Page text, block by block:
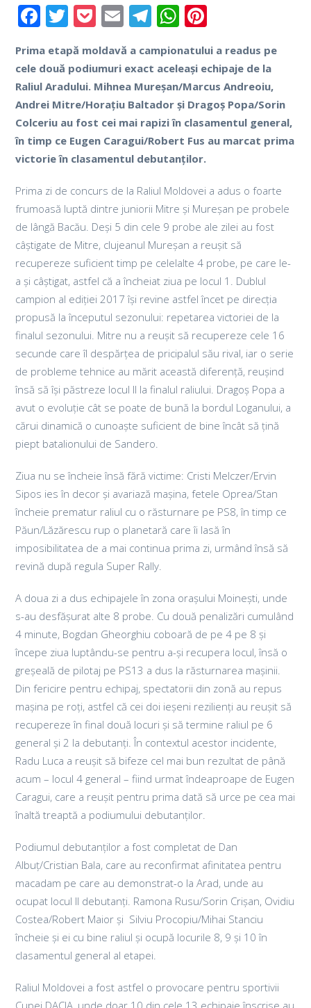
Facebook
Twitter
Pocket
EmailTelegram
WhatsApp
Prima etapă moldavă a campionatului a readus pe
cele două podiumuri exact aceleași echipaje de la
Raliul Aradului. Mihnea Mureșan/Marcus Andreoiu,
Andrei Mitre/Horațiu Baltador și Dragoș Popa/Sorin
Colceriu au fost cei mai rapizi în clasamentul general,
în timp ce Eugen Caragui/Robert Fus au marcat prima
victorie în clasamentul debutanților.
Prima zi de concurs de la Raliul Moldovei a adus o foarte
frumoasă luptă dintre juniorii Mitre și Mureșan pe probele
de lângă Bacău. Deși 5 din cele 9 probe ale zilei au fost
câștigate de Mitre, clujeanul Mureșan a reușit să
recupereze suficient timp pe celelalte 4 probe, pe care le-
a și câștigat, astfel că a încheiat ziua pe locul 1. Dublul
campion al ediției 2017 își revine astfel încet pe direcția
propusă la începutul sezonului: repetarea victoriei de la
finalul sezonului. Mitre nu a reușit să recupereze cele 16
secunde care îl despărțea de pricipalul său rival, iar o serie
de probleme tehnice au mărit această diferență, reușind
însă să își păstreze locul II la finalul raliului. Dragoș Popa a
avut o evoluție cât se poate de bună la bordul Loganului, a
cărui dinamică o cunoaște suficient de bine încât să țină
piept batalionului de Sandero.
Ziua nu se încheie însă fără victime: Cristi Melczer/Ervin
Sipos ies în decor și avariază mașina, fetele Oprea/Stan
încheie prematur raliul cu o răsturnare pe PS8, în timp ce
Păun/Lăzărescu rup o planetară care îi lasă în
imposibilitatea de a mai continua prima zi, urmând însă să
revină după regula Super Rally.
A doua zi a dus echipajele în zona orașului Moinești, unde
s-au desfășurat alte 8 probe. Cu două penalizări cumulând
4 minute, Bogdan Gheorghiu coboară de pe 4 pe 8 și
începe ziua luptându-se pentru a-și recupera locul, însă o
greșeală de pilotaj pe PS13 a dus la răsturnarea mașinii.
Din fericire pentru echipaj, spectatorii din zonă au repus
mașina pe roți, astfel că cei doi ieșeni rezilienți au reușit să
recupereze în final două locuri și să termine raliul pe 6
general și 2 la debutanți. În contextul acestor incidente,
Radu Luca a reușit să bifeze cel mai bun rezultat de până
acum – locul 4 general – fiind urmat îndeaproape de Eugen
Caragui, care a reușit pentru prima dată să urce pe cea mai
înaltă treaptă a podiumului debutanților.
Podiumul debutanților a fost completat de Dan
Albuț/Cristian Bala, care au reconfirmat afinitatea pentru
macadam pe care au demonstrat-o la Arad, unde au
ocupat locul II debutanți. Ramona Rusu/Sorin Crișan, Ovidiu
Costea/Robert Maior și Silviu Procopiu/Mihai Stanciu
încheie și ei cu bine raliul și ocupă locurile 8, 9 și 10 în
clasamentul general al etapei.
Raliul Moldovei a fost astfel o provocare pentru sportivii
Cupei DACIA, unde doar 10 din cele 13 echipaje înscrise au